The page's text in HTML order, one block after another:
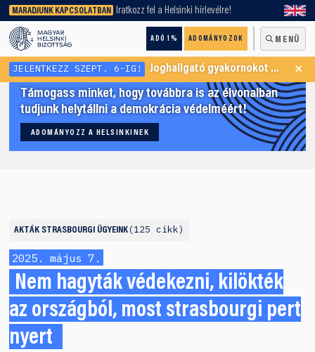
MARADJUNK KAPCSOLATBAN Iratkozz fel a Helsinki hírlevélre!
ADÓ 1% ADOMÁNYOZOK MENÜ
keresőnket!
JELENTKEZZ SZEPT. 6-IG! Joghallgató gyakornokot keresünk Menekültügyi Programunkba ×
Támogass minket, hogy továbbra is az élvonalban
tudjunk helytállni a demokrácia védelméért!
ADOMÁNYOZZ A HELSINKINEK
AKTÁK STRASBOURGI ÜGYEINK 125 cikk
2025. május 7.
Nem hagyták védekezni, kilökték
az országból, most strasbourgi pert
nyert